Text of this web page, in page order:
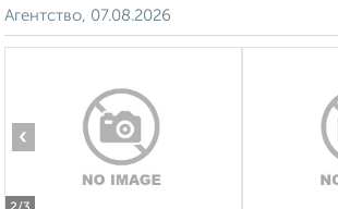
Агентство, 07.08.2026
‹